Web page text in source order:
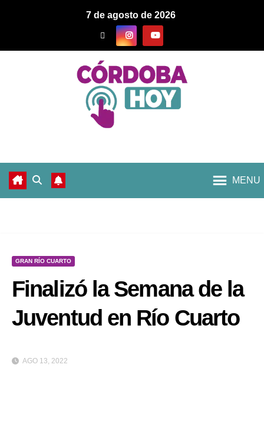
7 de agosto de 2026
MENU
GRAN RÍO CUARTO
Finalizó la Semana de la
Juventud en Río Cuarto
AGO 13, 2022